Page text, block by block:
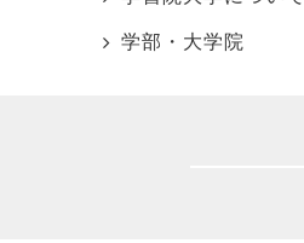
学部・大学院